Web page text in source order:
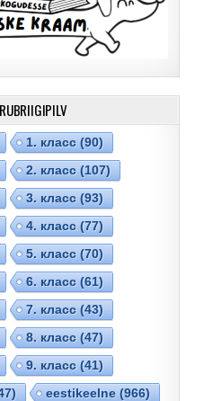
RUBRIIGIPILV
1. класс(90)
2. класс(107)
3. класс(93)
4. класс(77)
5. класс(70)
6. класс(61)
7. класс(43)
8. класс(47)
9. класс(41)
eestikeelne(966)